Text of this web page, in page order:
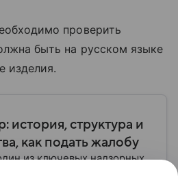
проверить
быть на русском языке
изделия.
история, структура и
как подать жалобу
из ключевых надзорных